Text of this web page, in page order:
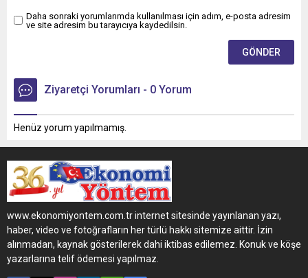
Daha sonraki yorumlarımda kullanılması için adım, e-posta adresim
ve site adresim bu tarayıcıya kaydedilsin.
Ziyaretçi Yorumları - 0 Yorum
Henüz yorum yapılmamış.
www.ekonomiyontem.com.tr internet sitesinde yayınlanan yazı,
haber, video ve fotoğrafların her türlü hakkı sitemize aittir. İzin
alınmadan, kaynak gösterilerek dahi iktibas edilemez. Konuk ve köşe
yazarlarına telif ödemesi yapılmaz.